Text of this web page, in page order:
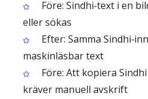
Före: Sindhi‑text i en
eller sökas
Efter: Samma
maskinläsbar text
Före: Att kopiera
kräver manuell avskrift